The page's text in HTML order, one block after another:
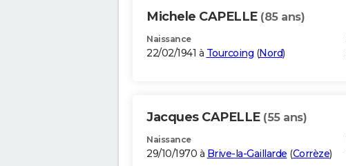
Michele CAPELLE (85 ans)
Naissance
22/02/1941 à Tourcoing (Nord)
Jacques CAPELLE (55 ans)
Naissance
29/10/1970 à Brive-la-Gaillarde (Corrèze)